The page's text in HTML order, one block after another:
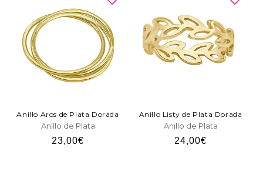
Anillo Aros de Plata Dorada
Anillo de Plata
Precio
23,00€
Anillo Listy de Plata Dorada
Anillo de Plata
Precio
24,00€